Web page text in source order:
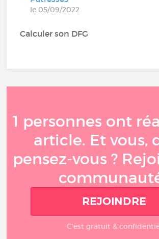
le 05/09/2022
Calculer son DFG
1 personnes ont
article. Et vous,
pensez-vous ?
REJOINDRE
C'est gratuit &